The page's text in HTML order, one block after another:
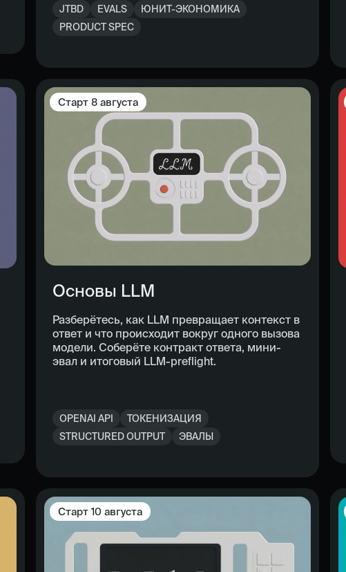
JTBD EVALS
ЮНИТ-ЭКОНОМИКА
PRODUCT SPEC
Старт 8 августа
Основы LLM
Разберётесь, как LLM превращает контекст в
ответ и что происходит вокруг одного вызова
модели. Соберёте контракт ответа, мини-
эвал и итоговый LLM-preflight.
OPENAI API
ТОКЕНИЗАЦИЯ
STRUCTURED OUTPUT
ЭВАЛЫ
Старт 10 августа